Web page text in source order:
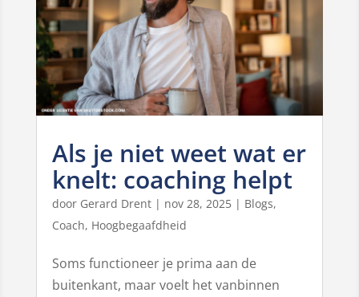
Als je niet weet wat er
knelt: coaching helpt
door Gerard Drent| nov 28, 2025| Blogs,
Coach, Hoogbegaafdheid
Soms functioneer je prima aan de
buitenkant, maar voelt het vanbinnen